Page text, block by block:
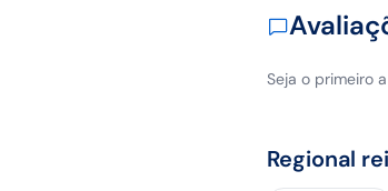
Seja o primeiro
Regional